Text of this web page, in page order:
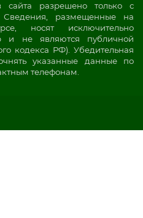
сайта разрешено только с
Сведения, размещенные на
носят исключительно
и не являются публичной
кодекса РФ). Убедительная
указанные данные по
телефонам.